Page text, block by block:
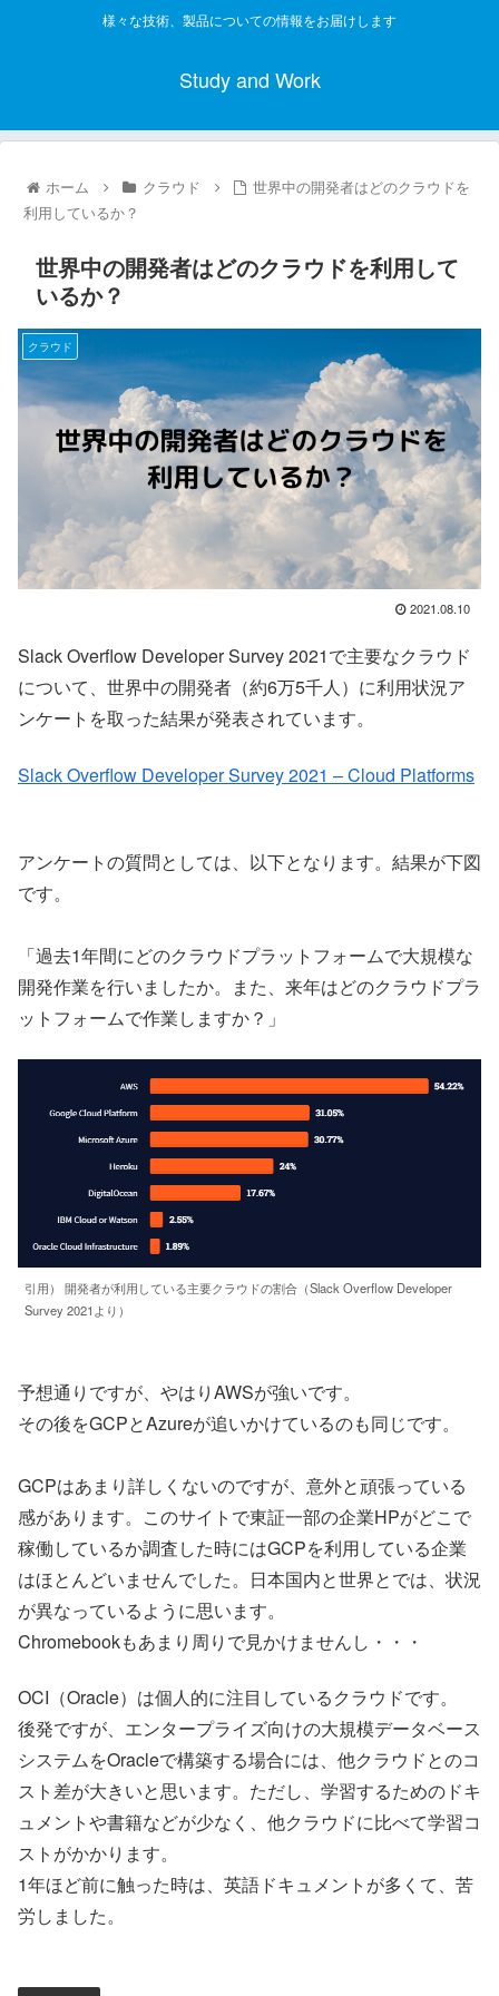
様々な技術、製品についての情報をお届けします
Study and Work
ホーム クラウド
世界中の開発者はどのクラウドを
利用しているか？
世界中の開発者はどのクラウドを利用して
いるか？
クラウド
2021.08.10
Slack Overflow Developer Survey 2021で主要なクラウド
について、世界中の開発者（約6万5千人）に利用状況ア
ンケートを取った結果が発表されています。
Slack Overflow Developer Survey 2021 – Cloud Platforms
アンケートの質問としては、以下となります。結果が下図
です。
「過去1年間にどのクラウドプラットフォームで大規模な
開発作業を行いましたか。また、来年はどのクラウドプラ
ットフォームで作業しますか？」
引用） 開発者が利用している主要クラウドの割合（Slack Overflow Developer
Survey 2021より）
予想通りですが、やはりAWSが強いです。
その後をGCPとAzureが追いかけているのも同じです。
GCPはあまり詳しくないのですが、意外と頑張っている
感があります。このサイトで東証一部の企業HPがどこで
稼働しているか調査した時にはGCPを利用している企業
はほとんどいませんでした。日本国内と世界とでは、状況
が異なっているように思います。
Chromebookもあまり周りで見かけませんし・・・
OCI（Oracle）は個人的に注目しているクラウドです。
後発ですが、エンタープライズ向けの大規模データベース
システムをOracleで構築する場合には、他クラウドとのコ
スト差が大きいと思います。ただし、学習するためのドキ
ュメントや書籍などが少なく、他クラウドに比べて学習コ
ストがかかります。
1年ほど前に触った時は、英語ドキュメントが多くて、苦
労しました。